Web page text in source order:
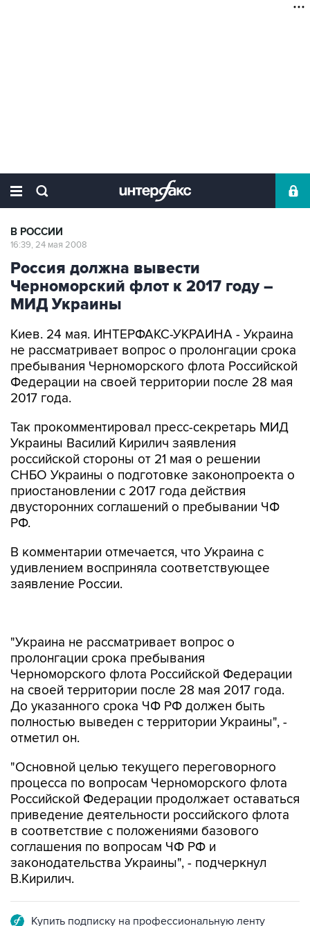
В РОССИИ
16:39, 24 мая 2008
Россия должна вывести
Черноморский флот к 2017 году –
МИД Украины
Киев. 24 мая. ИНТЕРФАКС-УКРАИНА - Украина
не рассматривает вопрос о пролонгации срока
пребывания Черноморского флота Российской
Федерации на своей территории после 28 мая
2017 года.
Так прокомментировал пресс-секретарь МИД
Украины Василий Кирилич заявления
российской стороны от 21 мая о решении
СНБО Украины о подготовке законопроекта о
приостановлении с 2017 года действия
двусторонних соглашений о пребывании ЧФ
РФ.
В комментарии отмечается, что Украина с
удивлением восприняла соответствующее
заявление России.
Черноморского флота Российской Федерации
на своей территории после 28 мая 2017 года.
До указанного срока ЧФ РФ должен быть
полностью выведен с территории Украины", -
отметил он.
"Основной целью текущего переговорного
Российской Федерации продолжает оставаться
приведение деятельности российского флота
в соответствие с положениями базового
соглашения по вопросам ЧФ РФ и
законодательства Украины", - подчеркнул
В.Кирилич.
Подписаться на рассылку главных новостей сайта